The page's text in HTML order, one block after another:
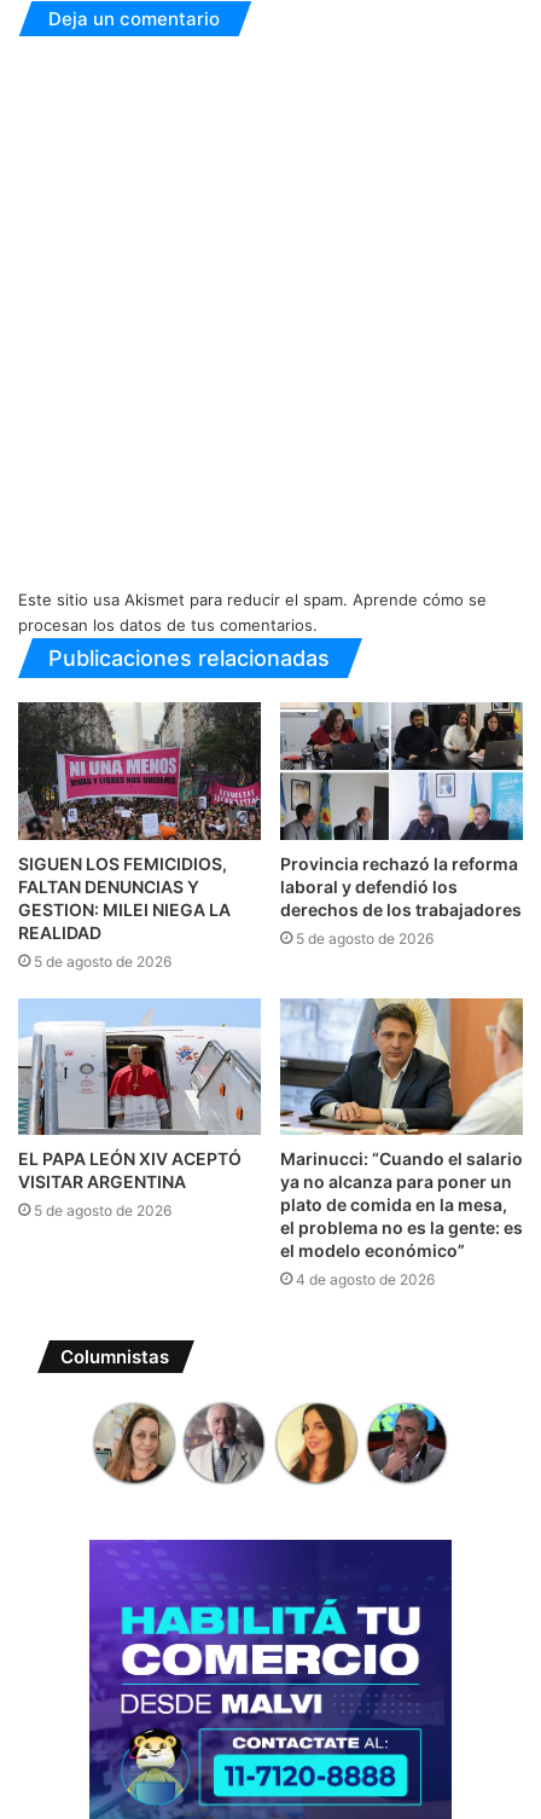
Deja un comentario
Este sitio usa Akismet para reducir el spam. Aprende cómo se
procesan los datos de tus comentarios.
Publicaciones relacionadas
SIGUEN LOS FEMICIDIOS,
FALTAN DENUNCIAS Y
GESTION: MILEI NIEGA LA
REALIDAD
5 de agosto de 2026
Provincia rechazó la reforma
laboral y defendió los
derechos de los trabajadores
5 de agosto de 2026
EL PAPA LEÓN XIV ACEPTÓ
VISITAR ARGENTINA
5 de agosto de 2026
Marinucci: “Cuando el salario
ya no alcanza para poner un
plato de comida en la mesa,
el problema no es la gente: es
el modelo económico”
4 de agosto de 2026
Columnistas